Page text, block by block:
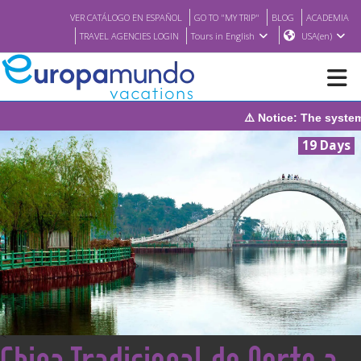
VER CATÁLOGO EN ESPAÑOL GO TO "MY TRIP" BLOG
ACADEMIA
TRAVEL AGENCIES LOGIN
Tours in English USA(en)
WHERE TO BUY
FEATURED
⚠️ Notice: The system will be under
19 Days
<